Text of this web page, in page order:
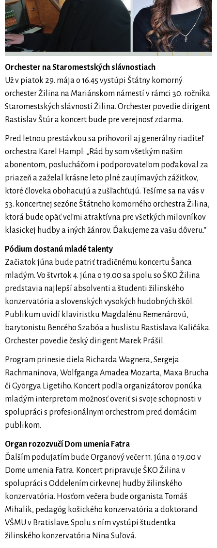
Orchester na Staromestských slávnostiach
Už v piatok 29. mája o 16.45 vystúpi Štátny komorný
orchester Žilina na Mariánskom námestí v rámci 30. ročníka
Staromestských slávností Žilina. Orchester povedie dirigent
Rastislav Štúr a koncert bude pre verejnosť zdarma.
Pred letnou prestávkou sa prihovoril aj generálny riaditeľ
orchestra Karel Hampl: „Rád by som všetkým našim
abonentom, poslucháčom i podporovateľom poďakoval za
priazeň a zaželal krásne leto plné zaujímavých zážitkov,
ktoré človeka obohacujú a zušľachťujú. Tešíme sa na vás v
53. koncertnej sezóne Štátneho komorného orchestra Žilina,
ktorá bude opäť veľmi atraktívna pre všetkých milovníkov
klasickej hudby a iných žánrov. Ďakujeme za vašu dôveru.“
Pódium dostanú mladé talenty
Začiatok júna bude patriť tradičnému koncertu Šanca
mladým. Vo štvrtok 4. júna o 19.00 sa spolu so ŠKO Žilina
predstavia najlepší absolventi a študenti žilinského
konzervatória a slovenských vysokých hudobných škôl.
Publikum uvidí klaviristku Magdalénu Remenárovú,
barytonistu Bencého Szabóa a huslistu Rastislava Kaličáka.
Orchester povedie český dirigent Marek Prášil.
Program prinesie diela Richarda Wagnera, Sergeja
Rachmaninova, Wolfganga Amadea Mozarta, Maxa Brucha
či Györgya Ligetiho. Koncert podľa organizátorov ponúka
mladým interpretom možnosť overiť si svoje schopnosti v
spolupráci s profesionálnym orchestrom pred domácim
publikom.
Organ rozozvučí Dom umenia Fatra
Ďalším podujatím bude Organový večer 11. júna o 19.00 v
Dome umenia Fatra. Koncert pripravuje ŠKO Žilina v
spolupráci s Oddelením cirkevnej hudby žilinského
konzervatória. Hosťom večera bude organista Tomáš
Mihalik, pedagóg košického konzervatória a doktorand
VŠMU v Bratislave. Spolu s ním vystúpi študentka
žilinského konzervatória Nina Suľová.